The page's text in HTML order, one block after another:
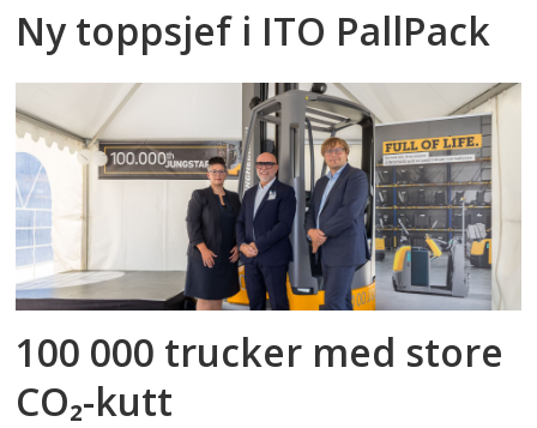
Ny toppsjef i ITO PallPack
100 000 trucker med store
CO₂-kutt